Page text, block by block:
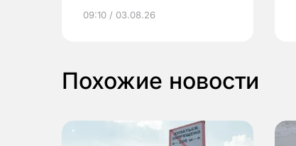
выиграть призы
09:10 / 03.08.26
Похожие новости